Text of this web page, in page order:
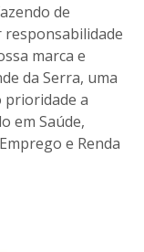
de
responsabilidade
marca e
da Serra, uma
prioridade a
em Saúde,
e Renda